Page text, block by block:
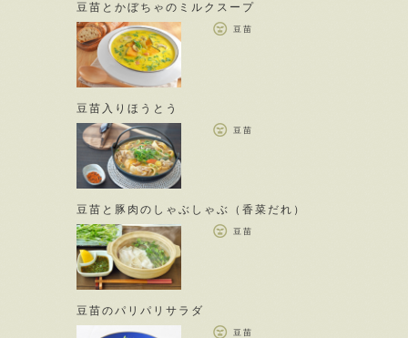
豆苗とかぼちゃのミルクスープ
豆苗
豆苗入りほうとう
豆苗
豆苗と豚肉のしゃぶしゃぶ（香菜だれ）
豆苗
豆苗のパリパリサラダ
豆苗